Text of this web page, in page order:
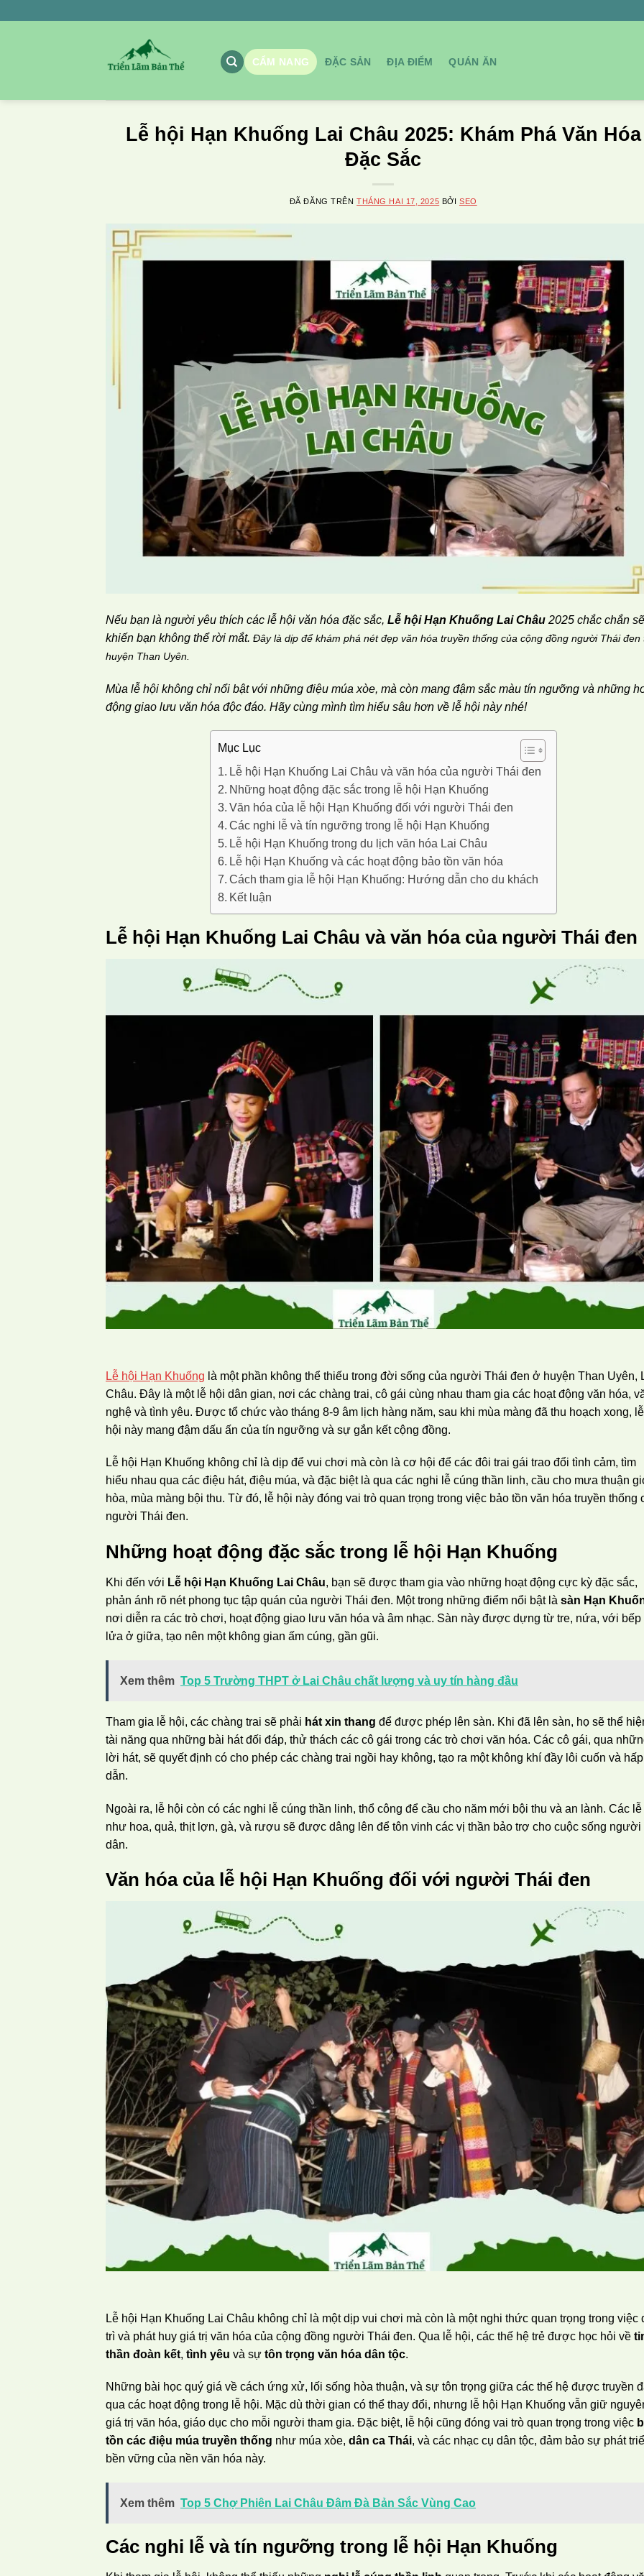
CẨM NANG ĐẶC SẢN ĐỊA ĐIỂM QUÁN ĂN
Lễ hội Hạn Khuống Lai Châu 2025: Khám Phá Văn Hóa
Đặc Sắc
ĐÃ ĐĂNG TRÊNTHÁNG HAI 17, 2025 BỞI SEO
Nếu bạn là người yêu thích các lễ hội văn hóa đặc sắc, Lễ hội Hạn Khuống Lai Châu 2025 chắc chắn sẽ
khiến bạn không thể rời mắt. Đây là dịp để khám phá nét đẹp văn hóa truyền thống của cộng đồng người Thái đen
huyện Than Uyên.
Mùa lễ hội không chỉ nổi bật với những điệu múa xòe, mà còn mang đậm sắc màu tín ngưỡng và những
động giao lưu văn hóa độc đáo. Hãy cùng mình tìm hiểu sâu hơn về lễ hội này nhé!
Mục Lục
Lễ hội Hạn Khuống Lai Châu và văn hóa của người Thái đen
Những hoạt động đặc sắc trong lễ hội Hạn Khuống
Văn hóa của lễ hội Hạn Khuống đối với người Thái đen
Các nghi lễ và tín ngưỡng trong lễ hội Hạn Khuống
Lễ hội Hạn Khuống trong du lịch văn hóa Lai Châu
Lễ hội Hạn Khuống và các hoạt động bảo tồn văn hóa
Cách tham gia lễ hội Hạn Khuống: Hướng dẫn cho du khách
Kết luận
Lễ hội Hạn Khuống Lai Châu và văn hóa của người Thái đen
Lễ hội Hạn Khuống là một phần không thể thiếu trong đời sống của người Thái đen ở huyện Than Uyên,
Châu. Đây là một lễ hội dân gian, nơi các chàng trai, cô gái cùng nhau tham gia các hoạt động văn hóa,
nghệ và tình yêu. Được tổ chức vào tháng 8-9 âm lịch hàng năm, sau khi mùa màng đã thu hoạch xong, lễ
hội này mang đậm dấu ấn của tín ngưỡng và sự gắn kết cộng đồng.
Lễ hội Hạn Khuống không chỉ là dịp để vui chơi mà còn là cơ hội để các đôi trai gái trao đổi tình cảm, tìm
hiểu nhau qua các điệu hát, điệu múa, và đặc biệt là qua các nghi lễ cúng thần linh, cầu cho mưa thuận
hòa, mùa màng bội thu. Từ đó, lễ hội này đóng vai trò quan trọng trong việc bảo tồn văn hóa truyền thống
người Thái đen.
Những hoạt động đặc sắc trong lễ hội Hạn Khuống
Khi đến với Lễ hội Hạn Khuống Lai Châu, bạn sẽ được tham gia vào những hoạt động cực kỳ đặc sắc,
phản ánh rõ nét phong tục tập quán của người Thái đen. Một trong những điểm nổi bật là sàn Hạn
nơi diễn ra các trò chơi, hoạt động giao lưu văn hóa và âm nhạc. Sàn này được dựng từ tre, nứa, với bếp
lửa ở giữa, tạo nên một không gian ấm cúng, gần gũi.
Xem thêm Top 5 Trường THPT ở Lai Châu chất lượng và uy tín hàng đầu
Tham gia lễ hội, các chàng trai sẽ phải hát xin thang để được phép lên sàn. Khi đã lên sàn, họ sẽ thể
tài năng qua những bài hát đối đáp, thử thách các cô gái trong các trò chơi văn hóa. Các cô gái, qua
lời hát, sẽ quyết định có cho phép các chàng trai ngồi hay không, tạo ra một không khí đầy lôi cuốn và hấp
dẫn.
Ngoài ra, lễ hội còn có các nghi lễ cúng thần linh, thổ công để cầu cho năm mới bội thu và an lành. Các lễ
như hoa, quả, thịt lợn, gà, và rượu sẽ được dâng lên để tôn vinh các vị thần bảo trợ cho cuộc sống người
dân.
Văn hóa của lễ hội Hạn Khuống đối với người Thái đen
Lễ hội Hạn Khuống Lai Châu không chỉ là một dịp vui chơi mà còn là một nghi thức quan trọng trong việc
trì và phát huy giá trị văn hóa của cộng đồng người Thái đen. Qua lễ hội, các thế hệ trẻ được học hỏi về
thần đoàn kết, tình yêu và sự tôn trọng văn hóa dân tộc.
Những bài học quý giá về cách ứng xử, lối sống hòa thuận, và sự tôn trọng giữa các thế hệ được truyền
qua các hoạt động trong lễ hội. Mặc dù thời gian có thể thay đổi, nhưng lễ hội Hạn Khuống vẫn giữ
giá trị văn hóa, giáo dục cho mỗi người tham gia. Đặc biệt, lễ hội cũng đóng vai trò quan trọng trong việc
tồn các điệu múa truyền thống như múa xòe, dân ca Thái, và các nhạc cụ dân tộc, đảm bảo sự phát
bền vững của nền văn hóa này.
Xem thêm Top 5 Chợ Phiên Lai Châu Đậm Đà Bản Sắc Vùng Cao
Các nghi lễ và tín ngưỡng trong lễ hội Hạn Khuống